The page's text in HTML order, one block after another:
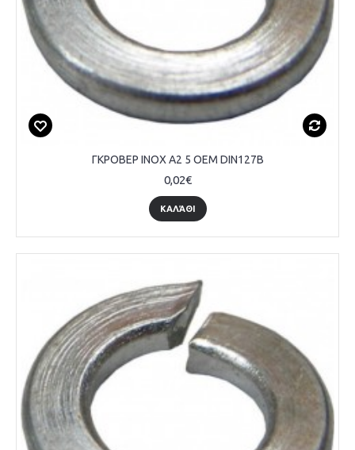
ΓΚΡΟΒΕΡ INOX A2 5 OEM DIN127B
0,02€
ΚΑΛΆΘΙ